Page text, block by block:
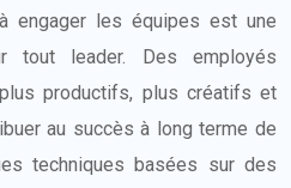
engager les équipes est une
tout leader. Des employés
productifs, plus créatifs et
au succès à long terme de
techniques basées sur des